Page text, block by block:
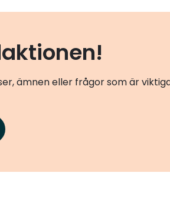
medvetna om att det främsta
säkerhetspolitiska hänsyn, men
samtidigt klokt att också se
landgränsen mellan våra länder
ämnen eller frågor som är